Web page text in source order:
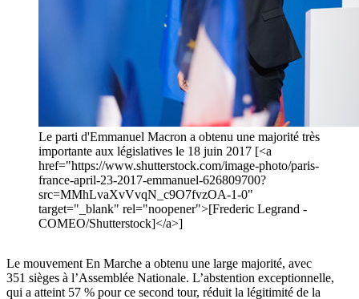
Le parti d'Emmanuel Macron a obtenu une majorité très
importante aux législatives le 18 juin 2017 [<a
href="https://www.shutterstock.com/image-photo/paris-
france-april-23-2017-emmanuel-626809700?
src=MMhLvaXvVvqN_c9O7fvzOA-1-0"
target="_blank" rel="noopener">[Frederic Legrand -
COMEO/Shutterstock]</a>]
Le mouvement En Marche a obtenu une large majorité, avec
351 sièges à l’Assemblée Nationale. L’abstention exceptionnelle,
qui a atteint 57 % pour ce second tour, réduit la légitimité de la